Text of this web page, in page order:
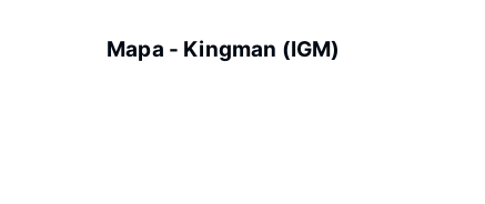
Mapa - Kingman (IGM)